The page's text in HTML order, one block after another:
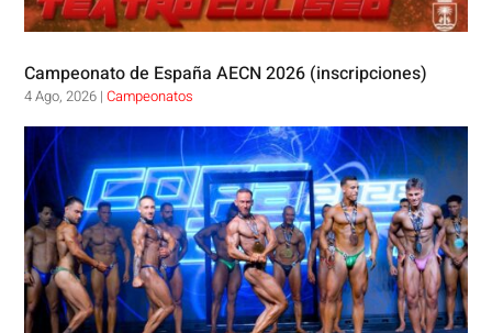
Campeonato de España AECN 2026 (inscripciones)
4 Ago, 2026 |Campeonatos